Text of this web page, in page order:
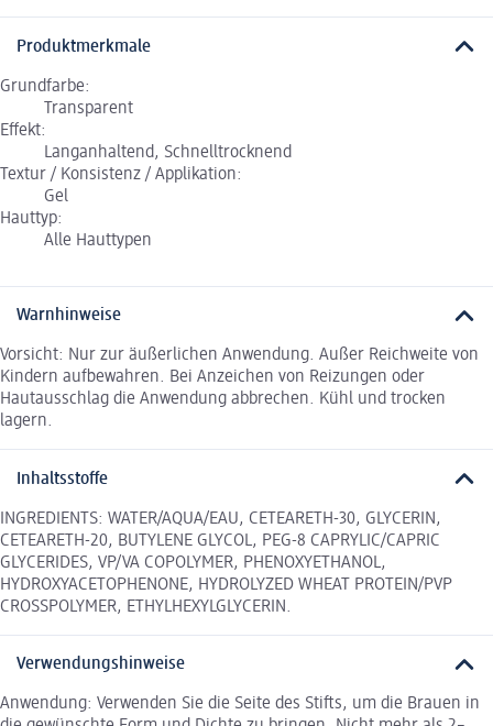
Produktmerkmale
Grundfarbe:
Transparent
Effekt:
Langanhaltend, Schnelltrocknend
Textur / Konsistenz / Applikation:
Gel
Hauttyp:
Alle Hauttypen
Warnhinweise
Vorsicht: Nur zur äußerlichen Anwendung. Außer Reichweite von
Kindern aufbewahren. Bei Anzeichen von Reizungen oder
Hautausschlag die Anwendung abbrechen. Kühl und trocken
lagern.
Inhaltsstoffe
INGREDIENTS: WATER/AQUA/EAU, CETEARETH-30, GLYCERIN,
CETEARETH-20, BUTYLENE GLYCOL, PEG-8 CAPRYLIC/CAPRIC
GLYCERIDES, VP/VA COPOLYMER, PHENOXYETHANOL,
HYDROXYACETOPHENONE, HYDROLYZED WHEAT PROTEIN/PVP
CROSSPOLYMER, ETHYLHEXYLGLYCERIN.
Verwendungshinweise
Anwendung: Verwenden Sie die Seite des Stifts, um die Brauen in